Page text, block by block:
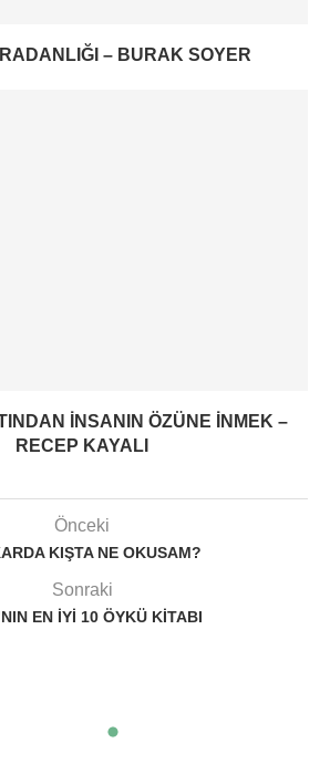
– BURAK SOYER
INSANIN ÖZÜNE INMEK –
RECEP KAYALI
Önceki
KIŞTA NE OKUSAM?
Sonraki
EN İYI 10 ÖYKÜ KITABI